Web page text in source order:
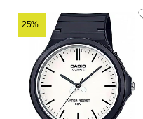
25%